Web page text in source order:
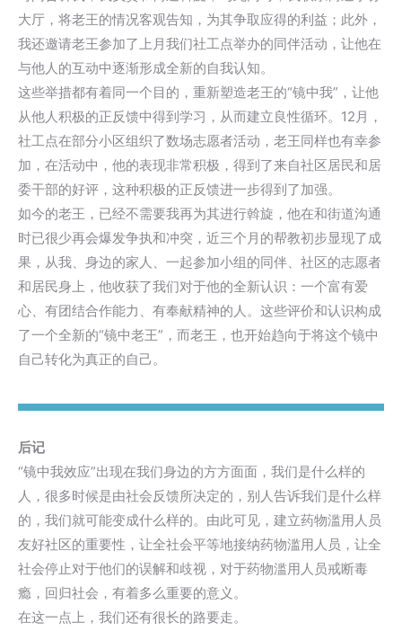
大厅，将老王的情况客观告知，为其争取应得的利益；此外，
我还邀请老王参加了上月我们社工点举办的同伴活动，让他在
与他人的互动中逐渐形成全新的自我认知。
这些举措都有着同一个目的，重新塑造老王的“镜中我”，让他
从他人积极的正反馈中得到学习，从而建立良性循环。12月，
社工点在部分小区组织了数场志愿者活动，老王同样也有幸参
加，在活动中，他的表现非常积极，得到了来自社区居民和居
委干部的好评，这种积极的正反馈进一步得到了加强。
如今的老王，已经不需要我再为其进行斡旋，他在和街道沟通
时已很少再会爆发争执和冲突，近三个月的帮教初步显现了成
果，从我、身边的家人、一起参加小组的同伴、社区的志愿者
和居民身上，他收获了我们对于他的全新认识：一个富有爱
心、有团结合作能力、有奉献精神的人。这些评价和认识构成
了一个全新的“镜中老王”，而老王，也开始趋向于将这个镜中
自己转化为真正的自己。
后记
“镜中我效应”出现在我们身边的方方面面，我们是什么样的
人，很多时候是由社会反馈所决定的，别人告诉我们是什么样
的，我们就可能变成什么样的。由此可见，建立药物滥用人员
友好社区的重要性，让全社会平等地接纳药物滥用人员，让全
社会停止对于他们的误解和歧视，对于药物滥用人员戒断毒
瘾，回归社会，有着多么重要的意义。
在这一点上，我们还有很长的路要走。